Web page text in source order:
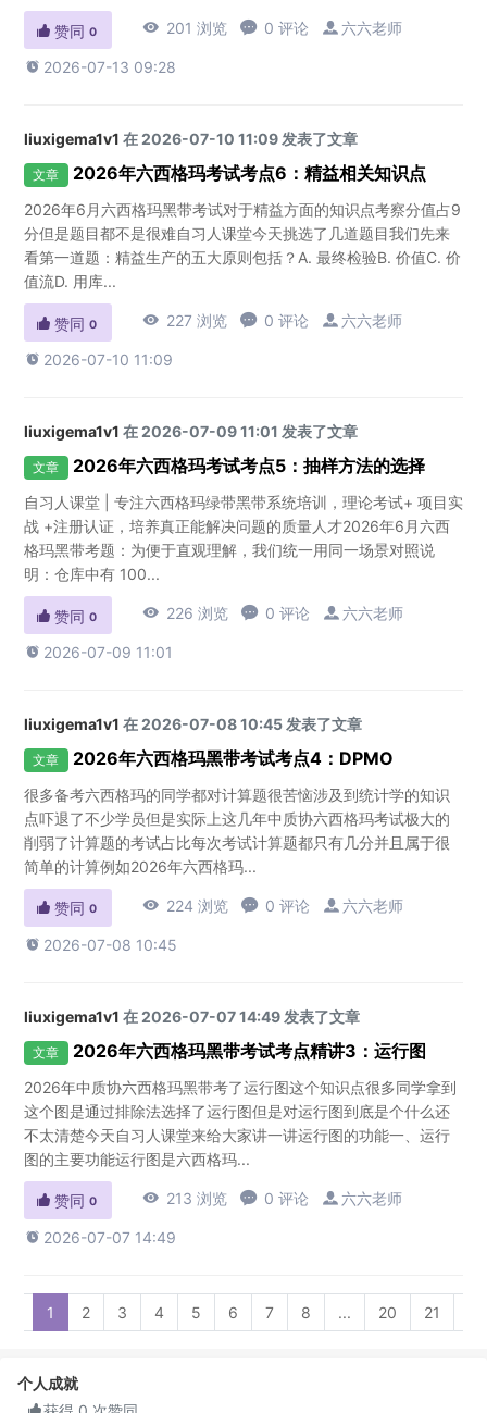
 赞同 0  201 浏览  0 评论  六六老师
 2026-07-13 09:28
liuxigema1v1 在 2026-07-10 11:09 发表了文章
文章 2026年六西格玛考试考点6：精益相关知识点
2026年6月六西格玛黑带考试对于精益方面的知识点考察分值占9
分但是题目都不是很难自习人课堂今天挑选了几道题目我们先来
看第一道题：精益生产的五大原则包括？A. 最终检验B. 价值C. 价
值流D. 用库...
 赞同 0  227 浏览  0 评论  六六老师
 2026-07-10 11:09
liuxigema1v1 在 2026-07-09 11:01 发表了文章
文章 2026年六西格玛考试考点5：抽样方法的选择
自习人课堂 | 专注六西格玛绿带黑带系统培训，理论考试+ 项目实
战 +注册认证，培养真正能解决问题的质量人才2026年6月六西
格玛黑带考题：为便于直观理解，我们统一用同一场景对照说
明：仓库中有 100...
 赞同 0  226 浏览  0 评论  六六老师
 2026-07-09 11:01
liuxigema1v1 在 2026-07-08 10:45 发表了文章
文章 2026年六西格玛黑带考试考点4：DPMO
很多备考六西格玛的同学都对计算题很苦恼涉及到统计学的知识
点吓退了不少学员但是实际上这几年中质协六西格玛考试极大的
削弱了计算题的考试占比每次考试计算题都只有几分并且属于很
简单的计算例如2026年六西格玛...
 赞同 0  224 浏览  0 评论  六六老师
 2026-07-08 10:45
liuxigema1v1 在 2026-07-07 14:49 发表了文章
文章 2026年六西格玛黑带考试考点精讲3：运行图
2026年中质协六西格玛黑带考了运行图这个知识点很多同学拿到
这个图是通过排除法选择了运行图但是对运行图到底是个什么还
不太清楚今天自习人课堂来给大家讲一讲运行图的功能一、运行
图的主要功能运行图是六西格玛...
 赞同 0  213 浏览  0 评论  六六老师
 2026-07-07 14:49
1 2 3 4 5 6 7 8 ... 20 21
个人成就